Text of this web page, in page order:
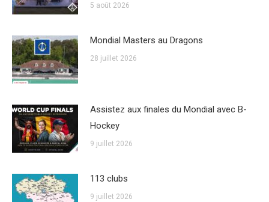
5 août 2026
Mondial Masters au Dragons
28 juillet 2026
Assistez aux finales du Mondial avec B-
Hockey
9 juillet 2026
113 clubs
9 juillet 2026